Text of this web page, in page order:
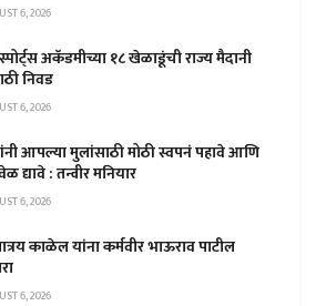
6, 2026
अकॅडमीच्या १८ खेळाडूंची राज्य मैदानी
निवड
6, 2026
आपल्या मुलांसाठी मोठी स्वपनं पहावे आणि
द्यावे : तन्वीर मनियार
6, 2026
काळेल यांना कर्मवीर भाऊराव पाटील
6, 2026